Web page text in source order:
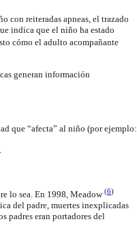
con reiteradas apneas, el trazado
indica que el niño ha estado
cómo el adulto acompañante
generan información
que “afecta” al niño (por ejemplo:
lo sea. En 1998, Meadow(6)
del padre, muertes inexplicadas
padres eran portadores del